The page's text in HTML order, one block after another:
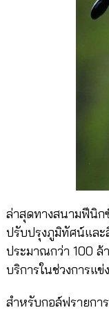
ล่าสุดทางสนามฟีนิก
ปรับปรุงภูมิทัศน์และ
ประมาณกว่า 100 ล้
บริการในช่วงการแ
สำหรับกอล์ฟรายการ